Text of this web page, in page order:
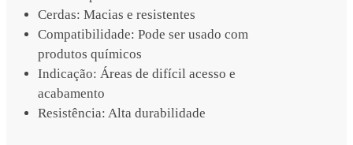
Cerdas: Macias e resistentes
Compatibilidade: Pode ser usado com
produtos químicos
Indicação: Áreas de difícil acesso e
acabamento
Resistência: Alta durabilidade